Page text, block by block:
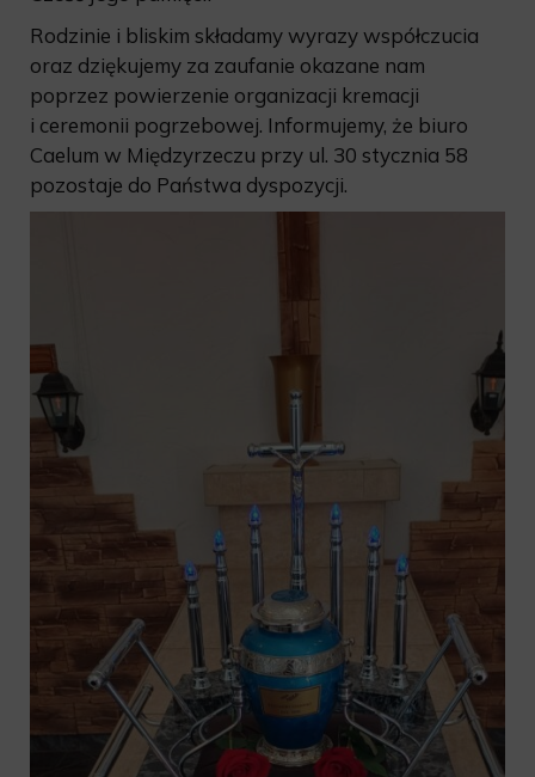
Rodzinie i bliskim składamy wyrazy współczucia
oraz dziękujemy za zaufanie okazane nam
poprzez powierzenie organizacji kremacji
i ceremonii pogrzebowej. Informujemy, że biuro
Caelum w Międzyrzeczu przy ul. 30 stycznia 58
pozostaje do Państwa dyspozycji.